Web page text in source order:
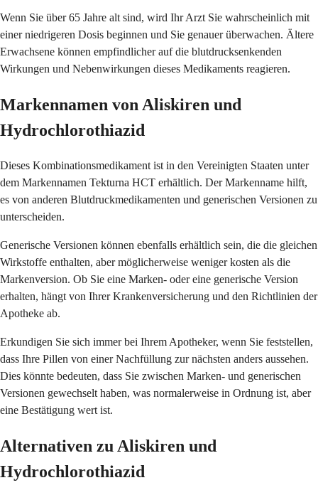
Wenn Sie über 65 Jahre alt sind, wird Ihr Arzt Sie wahrscheinlich mit
einer niedrigeren Dosis beginnen und Sie genauer überwachen. Ältere
Erwachsene können empfindlicher auf die blutdrucksenkenden
Wirkungen und Nebenwirkungen dieses Medikaments reagieren.
Markennamen von Aliskiren und
Hydrochlorothiazid
Dieses Kombinationsmedikament ist in den Vereinigten Staaten unter
dem Markennamen Tekturna HCT erhältlich. Der Markenname hilft,
es von anderen Blutdruckmedikamenten und generischen Versionen zu
unterscheiden.
Generische Versionen können ebenfalls erhältlich sein, die die gleichen
Wirkstoffe enthalten, aber möglicherweise weniger kosten als die
Markenversion. Ob Sie eine Marken- oder eine generische Version
erhalten, hängt von Ihrer Krankenversicherung und den Richtlinien der
Apotheke ab.
Erkundigen Sie sich immer bei Ihrem Apotheker, wenn Sie feststellen,
dass Ihre Pillen von einer Nachfüllung zur nächsten anders aussehen.
Dies könnte bedeuten, dass Sie zwischen Marken- und generischen
Versionen gewechselt haben, was normalerweise in Ordnung ist, aber
eine Bestätigung wert ist.
Alternativen zu Aliskiren und
Hydrochlorothiazid